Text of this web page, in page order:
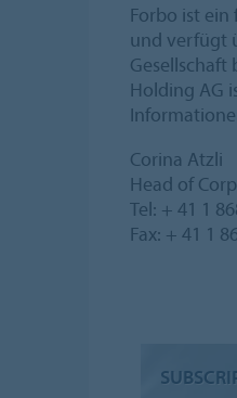
Forbo ist
und verfügt
Gesellschaft
Holding AG
Corina Atzli
Head of
Tel: + 41 1
Fax: + 41 1